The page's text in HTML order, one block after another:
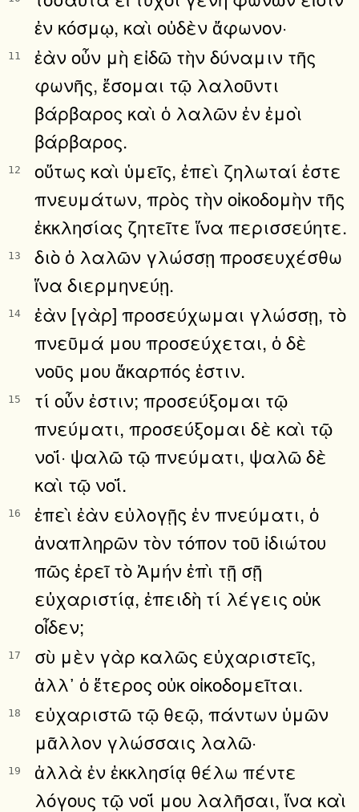
ἐν κόσμῳ, καὶ οὐδὲν ἄφωνον·
11
ἐὰν οὖν μὴ εἰδῶ τὴν δύναμιν τῆς
φωνῆς, ἔσομαι τῷ λαλοῦντι
βάρβαρος καὶ ὁ λαλῶν ἐν ἐμοὶ
βάρβαρος.
12
οὕτως καὶ ὑμεῖς, ἐπεὶ ζηλωταί ἐστε
πνευμάτων, πρὸς τὴν οἰκοδομὴν τῆς
ἐκκλησίας ζητεῖτε ἵνα περισσεύητε.
13
διὸ ὁ λαλῶν γλώσσῃ προσευχέσθω
ἵνα διερμηνεύῃ.
14
ἐὰν [γὰρ] προσεύχωμαι γλώσσῃ, τὸ
πνεῦμά μου προσεύχεται, ὁ δὲ
νοῦς μου ἄκαρπός ἐστιν.
15
τί οὖν ἐστιν; προσεύξομαι τῷ
πνεύματι, προσεύξομαι δὲ καὶ τῷ
νοΐ· ψαλῶ τῷ πνεύματι, ψαλῶ δὲ
καὶ τῷ νοΐ.
16
ἐπεὶ ἐὰν εὐλογῇς ἐν πνεύματι, ὁ
ἀναπληρῶν τὸν τόπον τοῦ ἰδιώτου
πῶς ἐρεῖ τὸ Ἀμήν ἐπὶ τῇ σῇ
εὐχαριστίᾳ, ἐπειδὴ τί λέγεις οὐκ
οἶδεν;
17
σὺ μὲν γὰρ καλῶς εὐχαριστεῖς,
ἀλλ᾿ ὁ ἕτερος οὐκ οἰκοδομεῖται.
18
εὐχαριστῶ τῷ θεῷ, πάντων ὑμῶν
μᾶλλον γλώσσαις λαλῶ·
19
ἀλλὰ ἐν ἐκκλησίᾳ θέλω πέντε
λόγους τῷ νοΐ μου λαλῆσαι, ἵνα καὶ